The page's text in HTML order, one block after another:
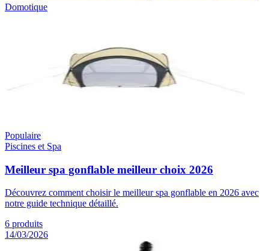
Domotique
Populaire
Piscines et Spa
Meilleur spa gonflable meilleur choix 2026
Découvrez comment choisir le meilleur spa gonflable en 2026 avec
notre guide technique détaillé.
6 produits
14/03/2026